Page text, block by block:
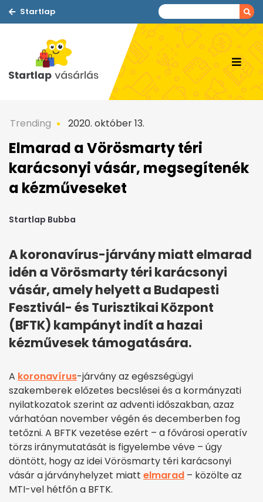
Startlap
Trending 2020. október 13.
Elmarad a Vörösmarty téri
karácsonyi vásár, megsegítenék
a kézműveseket
Startlap Bubba
A koronavírus-járvány miatt elmarad
idén a Vörösmarty téri karácsonyi
vásár, amely helyett a Budapesti
Fesztivál- és Turisztikai Központ
(BFTK) kampányt indít a hazai
kézművesek támogatására.
A koronavírus-járvány az egészségügyi
szakemberek előzetes becslései és a kormányzati
nyilatkozatok szerint az adventi időszakban, azaz
várhatóan november végén és decemberben fog
tetőzni. A BFTK vezetése ezért – a fővárosi operatív
törzs iránymutatását is figyelembe véve – úgy
döntött, hogy az idei Vörösmarty téri karácsonyi
vásár a járványhelyzet miatt elmarad – közölte az
MTI-vel hétfőn a BFTK.